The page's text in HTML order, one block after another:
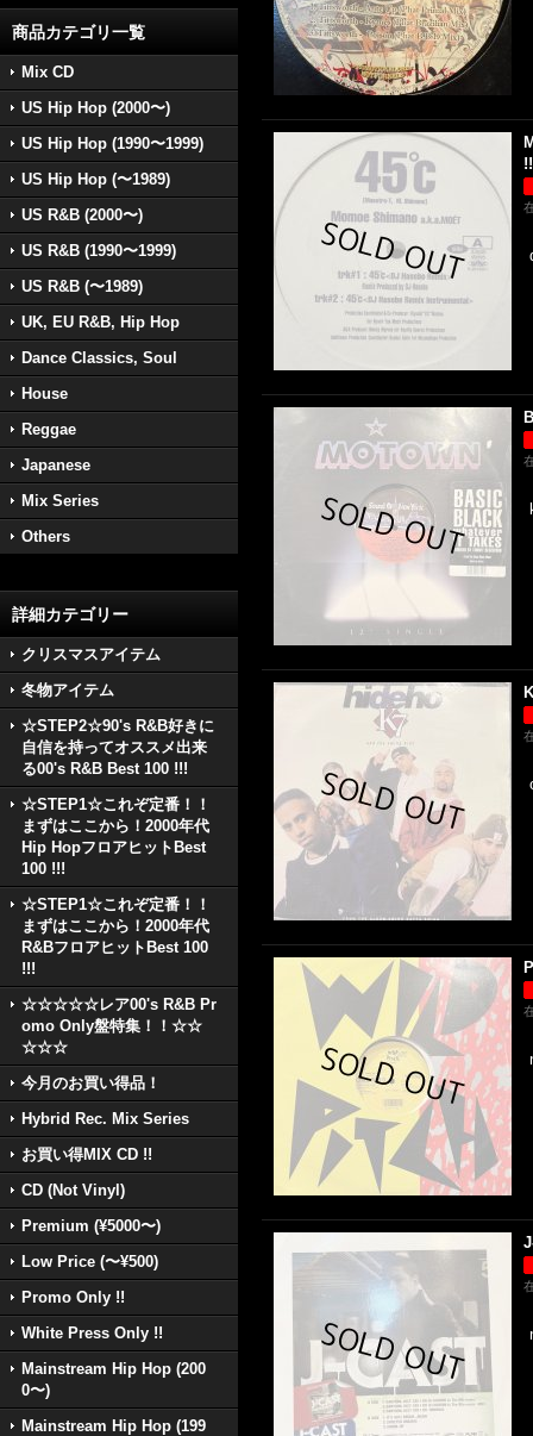
商品カテゴリ一覧
Mix CD
US Hip Hop (2000〜)
US Hip Hop (1990〜1999)
US Hip Hop (〜1989)
US R&B (2000〜)
US R&B (1990〜1999)
US R&B (〜1989)
UK, EU R&B, Hip Hop
Dance Classics, Soul
House
Reggae
Japanese
Mix Series
Others
詳細カテゴリー
クリスマスアイテム
冬物アイテム
☆STEP2☆90's R&B好きに
自信を持ってオススメ出来
る00's R&B Best 100 !!!
☆STEP1☆これぞ定番！！
まずはここから！2000年代
Hip HopフロアヒットBest
100 !!!
☆STEP1☆これぞ定番！！
まずはここから！2000年代
R&BフロアヒットBest 100
!!!
☆☆☆☆☆レア00's R&B Pr
omo Only盤特集！！☆☆
☆☆☆
今月のお買い得品！
Hybrid Rec. Mix Series
お買い得MIX CD !!
CD (Not Vinyl)
Premium (¥5000〜)
Low Price (〜¥500)
Promo Only !!
White Press Only !!
Mainstream Hip Hop (200
0〜)
Mainstream Hip Hop (199